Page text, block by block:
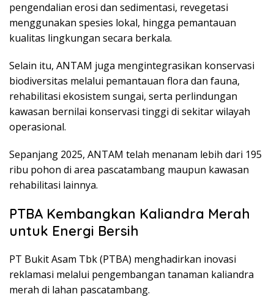
pengendalian erosi dan sedimentasi, revegetasi
menggunakan spesies lokal, hingga pemantauan
kualitas lingkungan secara berkala.
Selain itu, ANTAM juga mengintegrasikan konservasi
biodiversitas melalui pemantauan flora dan fauna,
rehabilitasi ekosistem sungai, serta perlindungan
kawasan bernilai konservasi tinggi di sekitar wilayah
operasional.
Sepanjang 2025, ANTAM telah menanam lebih dari 195
ribu pohon di area pascatambang maupun kawasan
rehabilitasi lainnya.
PTBA Kembangkan Kaliandra Merah
untuk Energi Bersih
PT Bukit Asam Tbk (PTBA) menghadirkan inovasi
reklamasi melalui pengembangan tanaman kaliandra
merah di lahan pascatambang.